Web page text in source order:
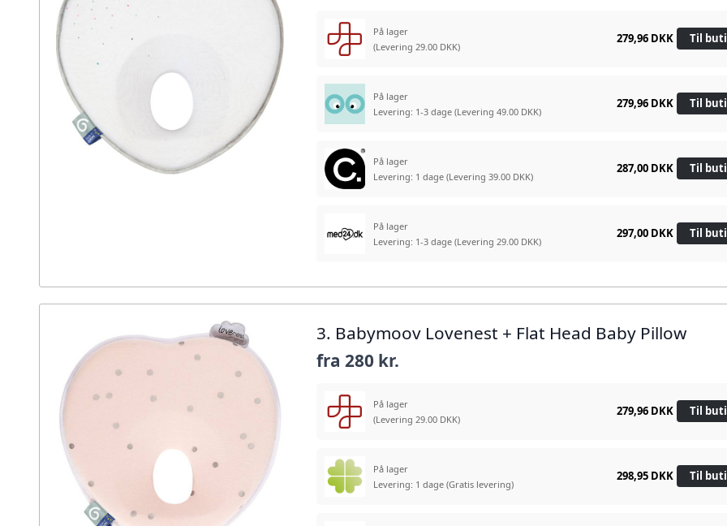
På lager
(Levering 29.00 DKK)
279,96 DKK Til
På lager
Levering: 1-3 dage(Levering 49.00 DKK)
279,96 DKK Til
På lager
Levering: 1 dage(Levering 39.00 DKK)
287,00 DKK Til
På lager
Levering: 1-3 dage(Levering 29.00 DKK)
297,00 DKK Til
3. Babymoov Lovenest + Flat Head Baby Pillow
fra280 kr.
På lager
(Levering 29.00 DKK)
279,96 DKK Til
På lager
Levering: 1 dage(Gratis levering)
298,95 DKK Til